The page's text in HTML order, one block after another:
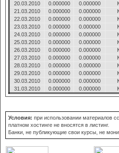
20.03.2010
0.000000 0.000000
21.03.2010
0.000000 0.000000
22.03.2010
0.000000 0.000000
23.03.2010
0.000000 0.000000
24.03.2010
0.000000 0.000000
25.03.2010
0.000000 0.000000
26.03.2010
0.000000 0.000000
27.03.2010
0.000000 0.000000
28.03.2010
0.000000 0.000000
29.03.2010
0.000000 0.000000
30.03.2010
0.000000 0.000000
31.03.2010
0.000000 0.000000
Условия: при использовании материалов
платном хостинге не вносятся в листинг.
Банки, не публикующие свои курсы, не